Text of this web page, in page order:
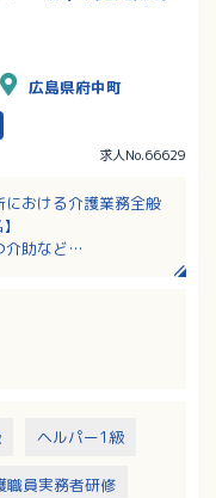
広島県府中町
求人No.66629
おける介護業務全般
介助など
ヘルパー1級
職員実務者研修